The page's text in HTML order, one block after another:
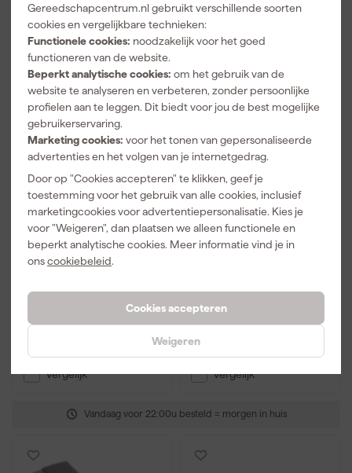
Gereedschapcentrum.nl gebruikt verschillende soorten
cookies en vergelijkbare technieken:
Functionele cookies: noodzakelijk voor het goed
functioneren van de website.
Beperkt analytische cookies: om het gebruik van de
website te analyseren en verbeteren, zonder persoonlijke
profielen aan te leggen. Dit biedt voor jou de best mogelijke
gebruikerservaring.
Marketing cookies: voor het tonen van gepersonaliseerde
advertenties en het volgen van je internetgedrag.
Door op "Cookies accepteren" te klikken, geef je
toestemming voor het gebruik van alle cookies, inclusief
marketingcookies voor advertentiepersonalisatie. Kies je
voor "Weigeren", dan plaatsen we alleen functionele en
beperkt analytische cookies. Meer informatie vind je in
onscookiebeleid.
Cookies accepteren
Weigeren
Vandaag voor 22:00u besteld = morgen in huis
Vergelijk
Anza Verfbak/Rollerbak
0
Vergelijk
Anza PRO Vervangmes
Verfkrabber PROF maxi
of ERGO - 50mm
incl. BTW
Vergelijk